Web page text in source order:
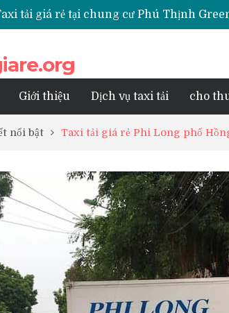
tải giá rẻ tại chung cư Park Kiara Hà
tải giá rẻ tại chung cư Grande Park
tải giá rẻ tại chung cư BID Residence
Giới thiệu Dịch vụ taxi tải cho
nổi bật Taxi tải giá rẻ Phi Long phố